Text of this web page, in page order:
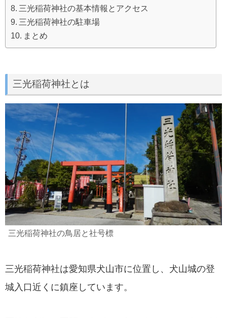
三光稲荷神社の基本情報とアクセス
三光稲荷神社の駐車場
まとめ
三光稲荷神社とは
三光稲荷神社の鳥居と社号標
三光稲荷神社は愛知県犬山市に位置し、犬山城の登
城入口近くに鎮座しています。